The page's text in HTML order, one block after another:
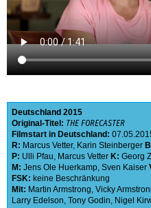
Deutschland 2015
Original-Titel: THE FORECASTER
Filmstart in Deutschland:
R: Marcus Vetter, Karin Steinberger
P: Ulli Pfau, Marcus Vetter K: Georg
M: Jens Ole Huerkamp, Sven Kaiser
FSK: keine Beschränkung
Mit: Martin Armstrong, Vicky
Larry Edelson, Tony Godin, Nigel